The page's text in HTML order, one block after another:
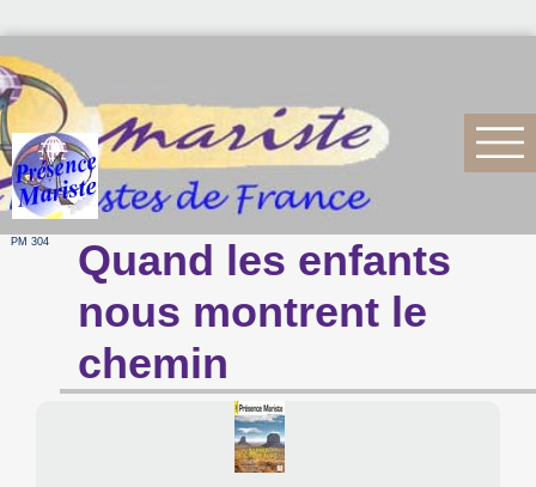
PM 304
Quand les enfants
nous montrent le
chemin